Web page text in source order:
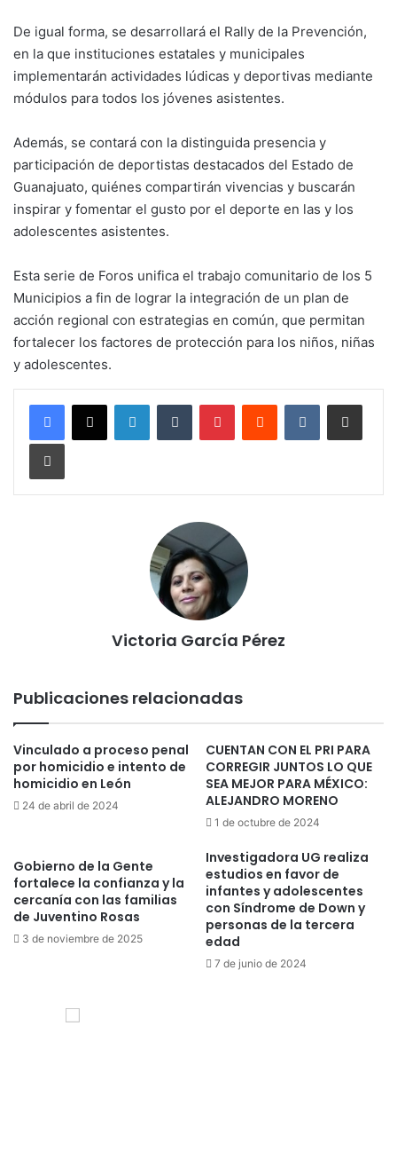
De igual forma, se desarrollará el Rally de la Prevención,
en la que instituciones estatales y municipales
implementarán actividades lúdicas y deportivas mediante
módulos para todos los jóvenes asistentes.
Además, se contará con la distinguida presencia y
participación de deportistas destacados del Estado de
Guanajuato, quiénes compartirán vivencias y buscarán
inspirar y fomentar el gusto por el deporte en las y los
adolescentes asistentes.
Esta serie de Foros unifica el trabajo comunitario de los 5
Municipios a fin de lograr la integración de un plan de
acción regional con estrategias en común, que permitan
fortalecer los factores de protección para los niños, niñas
y adolescentes.
LinkedInTumblr PinterestReddit VKontakteCompartir por
Imprimir
Victoria García Pérez
Publicaciones relacionadas
Vinculado a proceso penal
por homicidio e intento de
homicidio en León
24 de abril de 2024
CUENTAN CON EL PRI PARA
CORREGIR JUNTOS LO QUE
SEA MEJOR PARA MÉXICO:
ALEJANDRO MORENO
1 de octubre de 2024
Gobierno de la Gente
fortalece la confianza y la
cercanía con las familias
de Juventino Rosas
3 de noviembre de 2025
Investigadora UG realiza
estudios en favor de
infantes y adolescentes
con Síndrome de Down y
personas de la tercera
edad
7 de junio de 2024